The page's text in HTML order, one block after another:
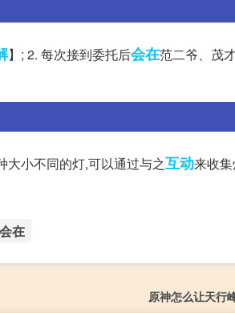
】; 2. 每次接到委托后会在范二爷、茂
大小不同的灯,可以通过与之互动来收
会在
原神怎么让天行